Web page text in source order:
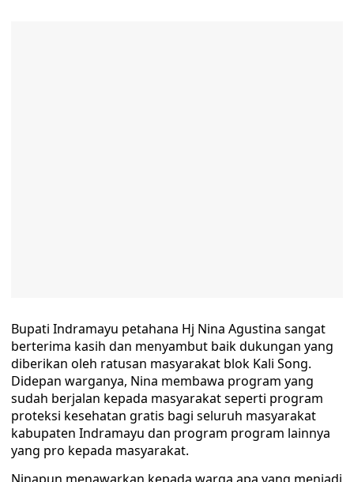
Bupati Indramayu petahana Hj Nina Agustina sangat
berterima kasih dan menyambut baik dukungan yang
diberikan oleh ratusan masyarakat blok Kali Song.
Didepan warganya, Nina membawa program yang
sudah berjalan kepada masyarakat seperti program
proteksi kesehatan gratis bagi seluruh masyarakat
kabupaten Indramayu dan program program lainnya
yang pro kepada masyarakat.